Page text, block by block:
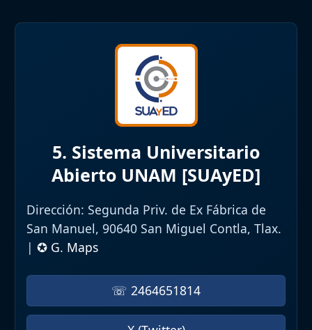
5. Sistema Universitario
Abierto UNAM [SUAyED]
Dirección: Segunda Priv. de Ex Fábrica de
San Manuel, 90640 San Miguel Contla, Tlax.
| ✪ G. Maps
☏ 2464651814